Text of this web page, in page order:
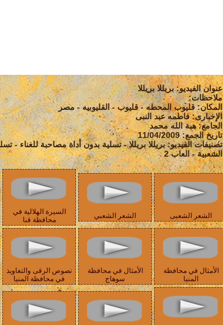
عنوان الفيديو: بريللا بريللا
ملاحظات:
المكان: قليوب المحطه - قليوب - القليوبيه - مصر
الإخبارى: فاطمه عبد النبى
الجامع: هبة الله محمد
تاريخ الجمع: 11/04/2009
تصنيفات الفيديو: بريللا بريللا - تسلية بدون أداة مصاحبة للغناء -
الشعبية - العاب 2
الشعر الشعبى الشعر الشعبي
السيرة الهلالية في
محافظة قنا
الأمثال في محافظة
المنيا
الأمثال في محافظة
سوهاج
نصوص الرقى والتعاويذ
في محافظة المنيا